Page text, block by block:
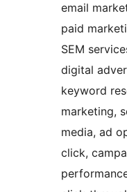
email
paid
SEM
digital
keyword
marketing,
media, ad
click,